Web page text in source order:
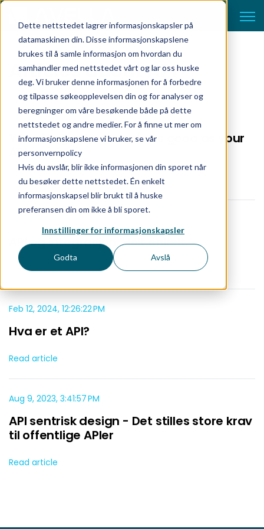
Dette nettstedet lagrer informasjonskapsler på
datamaskinen din. Disse informasjonskapslene
brukes til å samle informasjon om hvordan du
samhandler med nettstedet vårt og lar oss huske
deg. Vi bruker denne informasjonen for å forbedre
og tilpasse søkeopplevelsen din og for analyser og
beregninger om våre besøkende både på dette
nettstedet og andre medier. For å finne ut mer om
informasjonskapslene vi bruker, se vår
personvernpolicy
Hvis du avslår, blir ikke informasjonen din sporet når
du besøker dette nettstedet. Én enkelt
informasjonskapsel blir brukt til å huske
preferansen din om ikke å bli sporet.
Innstillinger for informasjonskapsler
Godta Avslå
Articles about API
Jun 23, 2026, 11:10:17 AM
Your AI agents are only as good as your
APIs
Read article
API og integrasjon. Helt enkelt.
Read article
Feb 12, 2024, 12:26:22 PM
Hva er et API?
Read article
Aug 9, 2023, 3:41:57 PM
API sentrisk design - Det stilles store krav
til offentlige APIer
Read article